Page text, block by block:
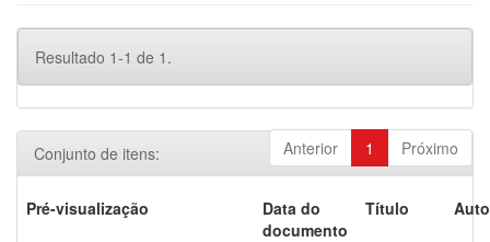
Resultado 1-1 de 1.
Anterior 1 Próximo
Conjunto de itens:
Pré-visualização
Data do
documento
Título